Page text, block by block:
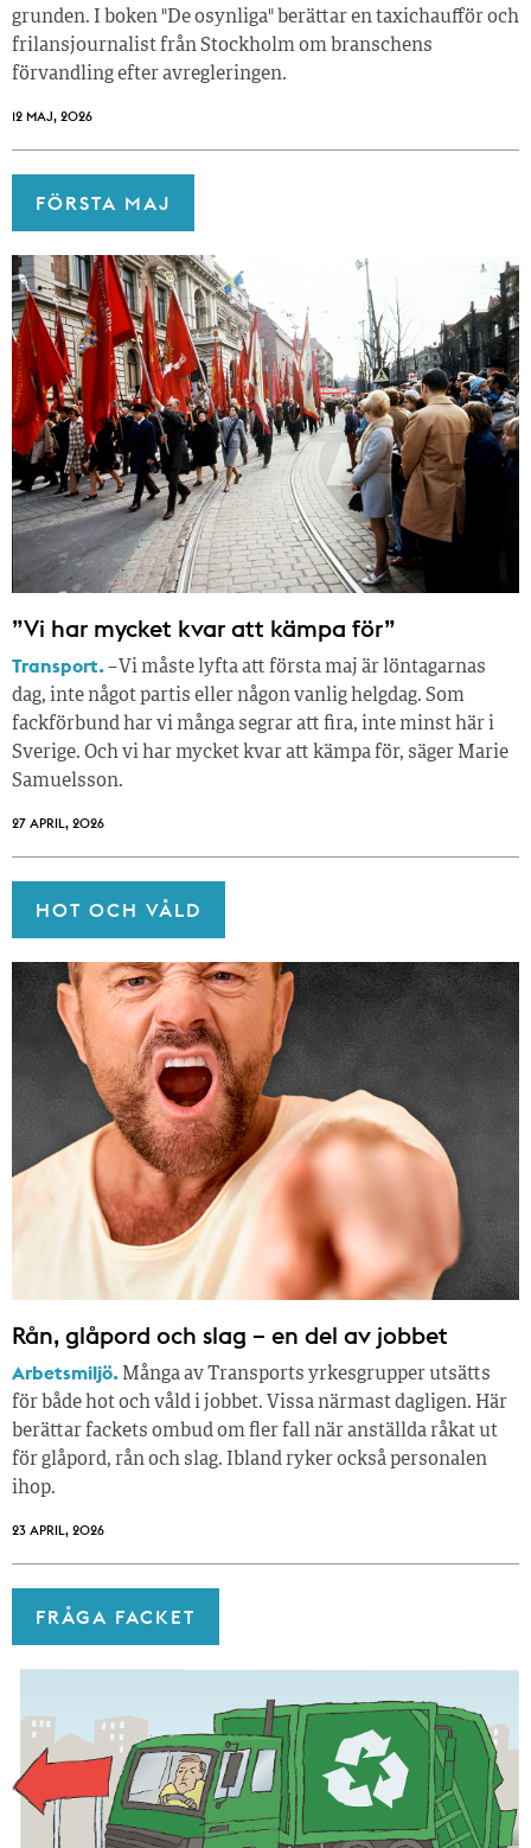
grunden. I boken "De osynliga" berättar en taxichaufför och
frilansjournalist från Stockholm om branschens
förvandling efter avregleringen.
12 MAJ, 2026
FÖRSTA MAJ
”Vi har mycket kvar att kämpa för”
Transport.– Vi måste lyfta att första maj är löntagarnas
dag, inte något partis eller någon vanlig helgdag. Som
fackförbund har vi många segrar att fira, inte minst här i
Sverige. Och vi har mycket kvar att kämpa för, säger Marie
Samuelsson.
27 APRIL, 2026
HOT OCH VÅLD
Rån, glåpord och slag – en del av jobbet
Arbetsmiljö. Många av Transports yrkesgrupper utsätts
för både hot och våld i jobbet. Vissa närmast dagligen. Här
berättar fackets ombud om fler fall när anställda råkat ut
för glåpord, rån och slag. Ibland ryker också personalen
ihop.
23 APRIL, 2026
FRÅGA FACKET